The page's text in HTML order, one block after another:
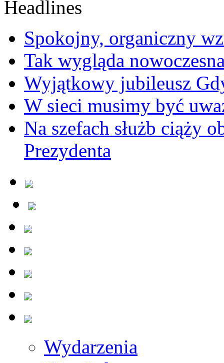
Spokojny, organiczny
Tak wygląda
Wyjątkowy jubileusz
W sieci musimy być
Na szefach służb ciąży
Prezydenta
Wydarzenia